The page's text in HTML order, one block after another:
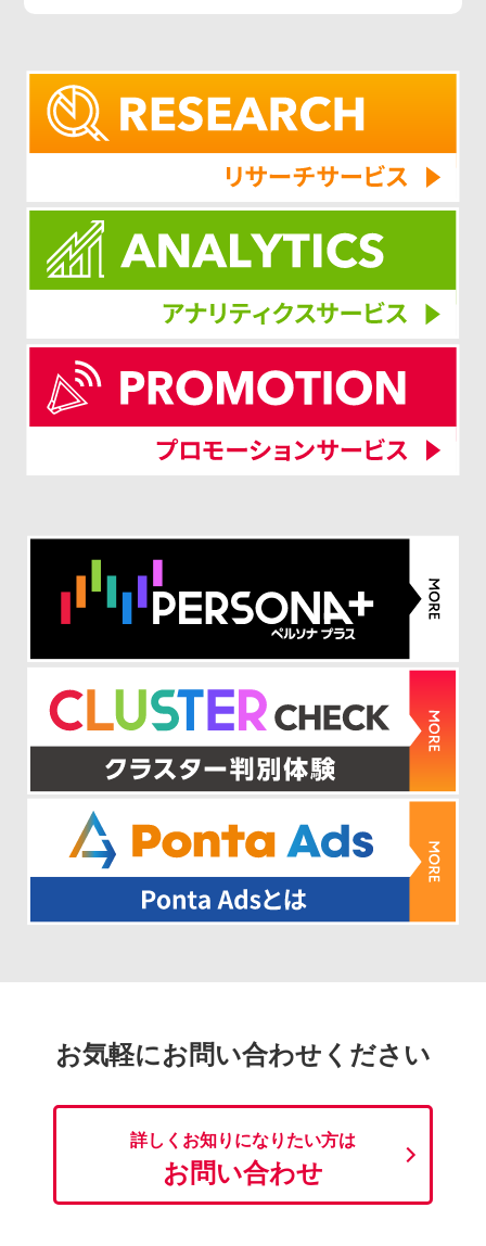
お気軽にお問い合わせください
詳しくお知りになりたい方は
お問い合わせ